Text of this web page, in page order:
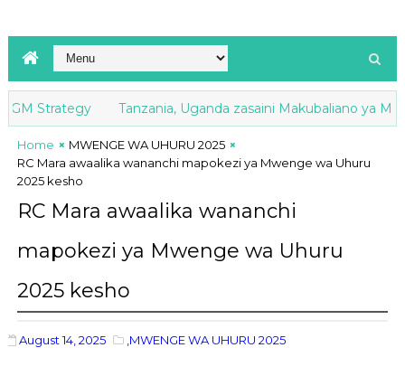
Strategy Tanzania, Uganda zasaini Makubaliano ya
Home
MWENGE WA UHURU 2025
RC Mara awaalika wananchi mapokezi ya Mwenge wa Uhuru
2025 kesho
RC Mara awaalika wananchi
mapokezi ya Mwenge wa Uhuru
2025 kesho
August 14, 2025 ,MWENGE WA UHURU 2025